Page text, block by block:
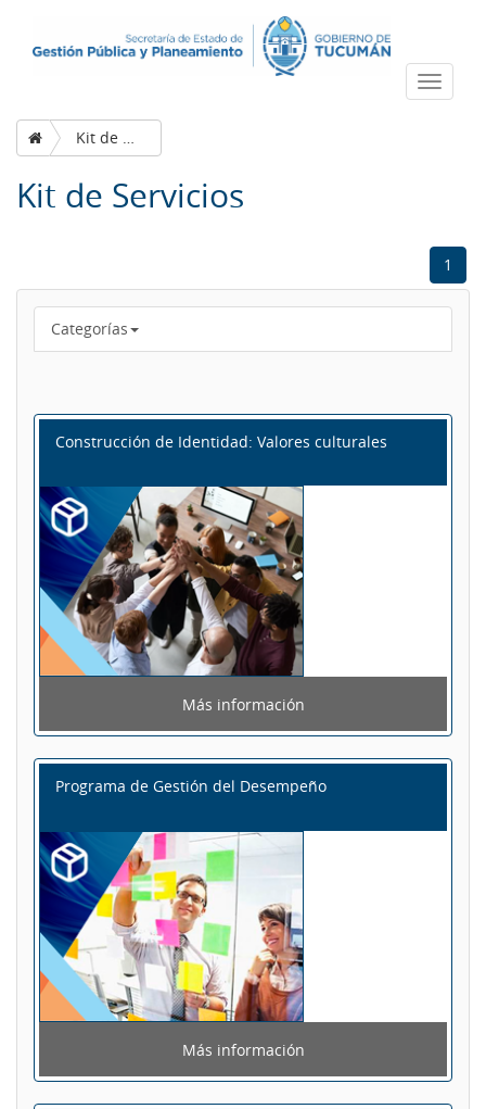
Kit de Servicios
Kit de Servicios
1
Categorías
Construcción de Identidad: Valores culturales
Más información
Programa de Gestión del Desempeño
Más información